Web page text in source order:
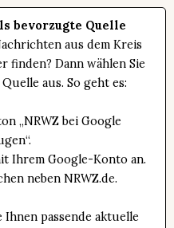
bevorzugte Quelle
aus dem Kreis
finden? Dann wählen Sie
aus. So geht es:
„NRWZ bei Google
Ihrem Google-Konto an.
neben NRWZ.de.
passende aktuelle